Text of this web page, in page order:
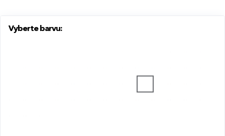
Vyberte barvu: